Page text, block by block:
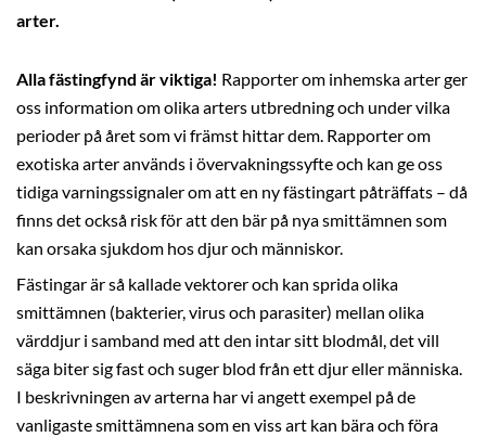
arter.
Alla fästingfynd är viktiga! Rapporter om inhemska arter ger
oss information om olika arters utbredning och under vilka
perioder på året som vi främst hittar dem. Rapporter om
exotiska arter används i övervakningssyfte och kan ge oss
tidiga varningssignaler om att en ny fästingart påträffats – då
finns det också risk för att den bär på nya smittämnen som
kan orsaka sjukdom hos djur och människor.
Fästingar är så kallade vektorer och kan sprida olika
smittämnen (bakterier, virus och parasiter) mellan olika
värddjur i samband med att den intar sitt blodmål, det vill
säga biter sig fast och suger blod från ett djur eller människa.
I beskrivningen av arterna har vi angett exempel på de
vanligaste smittämnena som en viss art kan bära och föra